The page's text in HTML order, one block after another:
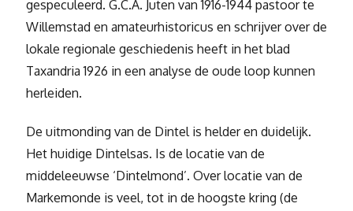
gespeculeerd. G.C.A. Juten van 1916-1944 pastoor te
Willemstad en amateurhistoricus en schrijver over de
lokale regionale geschiedenis heeft in het blad
Taxandria 1926 in een analyse de oude loop kunnen
herleiden.
De uitmonding van de Dintel is helder en duidelijk.
Het huidige Dintelsas. Is de locatie van de
middeleeuwse ‘Dintelmond’. Over locatie van de
Markemonde is veel, tot in de hoogste kring (de